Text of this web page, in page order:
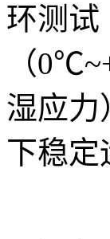
环测
（
湿应力
下稳定